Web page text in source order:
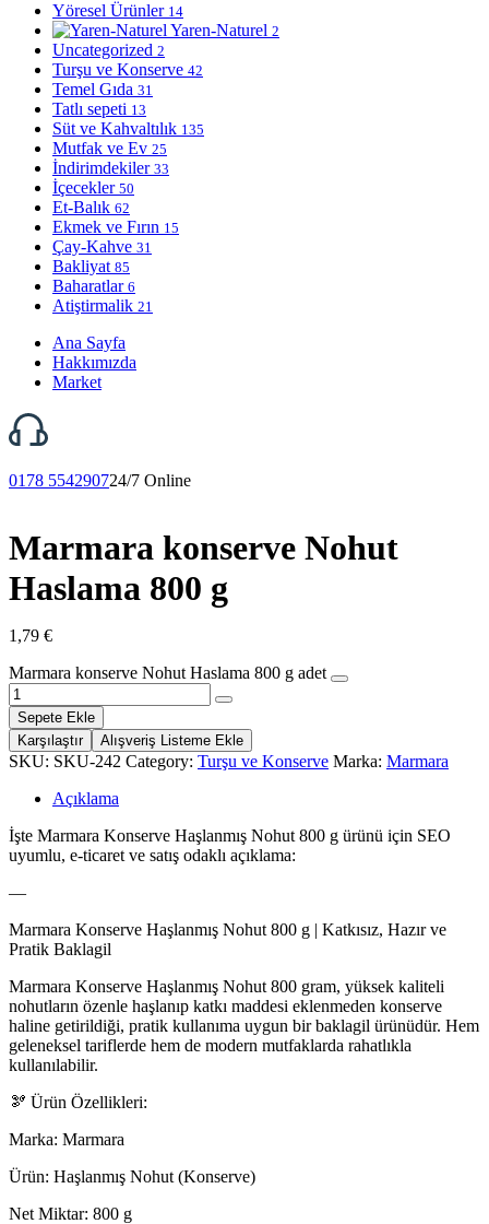
Yöresel Ürünler 14
Yaren-Naturel 2
Uncategorized 2
Turşu ve Konserve 42
Temel Gıda 31
Tatlı sepeti 13
Süt ve Kahvaltılık 135
Mutfak ve Ev 25
İndirimdekiler 33
İçecekler 50
Et-Balık 62
Ekmek ve Fırın 15
Çay-Kahve 31
Bakliyat 85
Baharatlar 6
Atiştirmalik 21
Ana Sayfa
Hakkımızda
Market
0178 554290724/7 Online
Marmara konserve Nohut
Haslama 800 g
1,79 €
Marmara konserve Nohut Haslama 800 g adet
Sepete Ekle
Karşılaştır
Alışveriş Listeme Ekle
SKU: SKU-242 Category: Turşu ve Konserve Marka: Marmara
Açıklama
İşte Marmara Konserve Haşlanmış Nohut 800 g ürünü için SEO
uyumlu, e-ticaret ve satış odaklı açıklama:
—
Marmara Konserve Haşlanmış Nohut 800 g | Katkısız, Hazır ve
Pratik Baklagil
Marmara Konserve Haşlanmış Nohut 800 gram, yüksek kaliteli
nohutların özenle haşlanıp katkı maddesi eklenmeden konserve
haline getirildiği, pratik kullanıma uygun bir baklagil ürünüdür. Hem
geleneksel tariflerde hem de modern mutfaklarda rahatlıkla
kullanılabilir.
🫘 Ürün Özellikleri:
Marka: Marmara
Ürün: Haşlanmış Nohut (Konserve)
Net Miktar: 800 g